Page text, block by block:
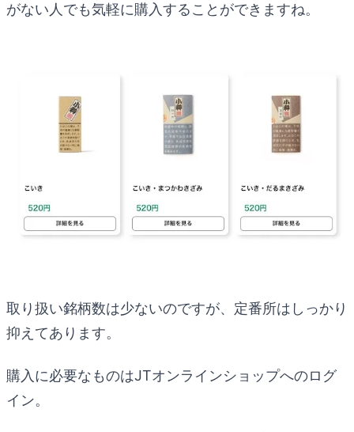
がない人でも気軽に購入することができますね。
取り扱い銘柄数は少ないのですが、定番所はしっかり
抑えてあります。
購入に必要なものはJTオンラインショップへのログ
イン。